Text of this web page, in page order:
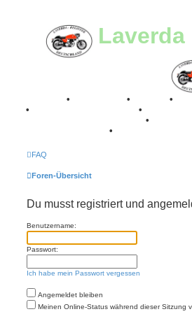
Laverda
• • •
•
•
•
•
FAQ
Foren-Übersicht
Du musst registriert und
Benutzername:
Passwort:
Ich habe mein Passwort vergessen
Angemeldet bleiben
Meinen Online-Status während dieser Sitzung